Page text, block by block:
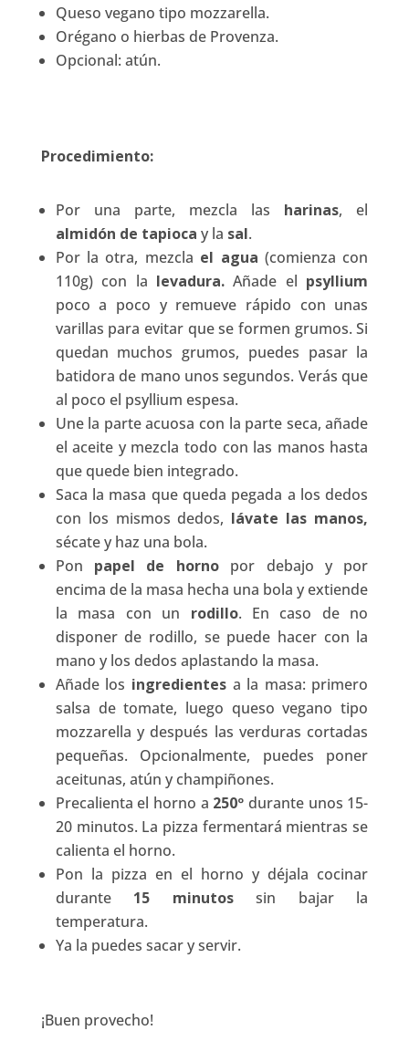
Queso vegano tipo mozzarella.
Orégano o hierbas de Provenza.
Opcional: atún.
Procedimiento:
Por una parte, mezcla las harinas, el
almidón de tapioca y la sal.
Por la otra, mezcla el agua (comienza con
110g) con la levadura. Añade el psyllium
poco a poco y remueve rápido con unas
varillas para evitar que se formen grumos. Si
quedan muchos grumos, puedes pasar la
batidora de mano unos segundos. Verás que
al poco el psyllium espesa.
Une la parte acuosa con la parte seca, añade
el aceite y mezcla todo con las manos hasta
que quede bien integrado.
Saca la masa que queda pegada a los dedos
con los mismos dedos, lávate las manos,
sécate y haz una bola.
Pon papel de hornopor debajo y por
encima de la masa hecha una bola y extiende
la masa con un rodillo. En caso de no
disponer de rodillo, se puede hacer con la
mano y los dedos aplastando la masa.
Añade los ingredientesa la masa: primero
salsa de tomate, luego queso vegano tipo
mozzarella y después las verduras cortadas
pequeñas. Opcionalmente, puedes poner
aceitunas, atún y champiñones.
Precalienta el horno a 250º durante unos 15-
20 minutos. La pizza fermentará mientras se
calienta el horno.
Pon la pizza en el horno y déjala cocinar
durante15 minutossin bajar la
temperatura.
Ya la puedes sacar y servir.
¡Buen provecho!